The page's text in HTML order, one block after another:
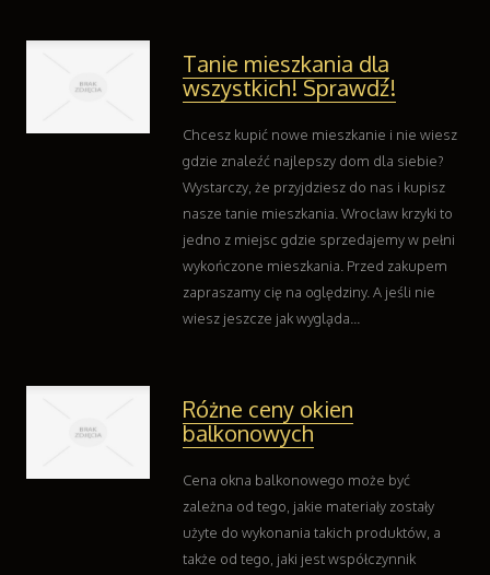
Kontakt
Tanie mieszkania dla
wszystkich! Sprawdź!
Chcesz kupić nowe mieszkanie i nie wiesz
gdzie znaleźć najlepszy dom dla siebie?
Wystarczy, że przyjdziesz do nas i kupisz
nasze tanie mieszkania. Wrocław krzyki to
jedno z miejsc gdzie sprzedajemy w pełni
wykończone mieszkania. Przed zakupem
zapraszamy cię na oględziny. A jeśli nie
wiesz jeszcze jak wygląda...
Różne ceny okien
balkonowych
Cena okna balkonowego może być
zależna od tego, jakie materiały zostały
użyte do wykonania takich produktów, a
także od tego, jaki jest współczynnik